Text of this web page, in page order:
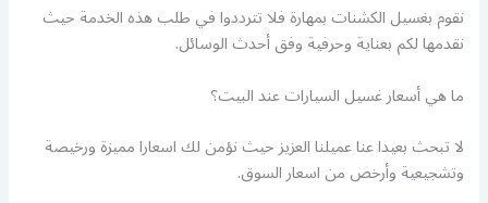
نقوم بغسيل الكشنات بمهارة فلا تترددوا في طلب هذه الخدمة حيث
نقدمها لكم بعناية وحرفية وفق أحدث الوسائل.
ما هي أسعار غسيل السيارات عند البيت؟
لا تبحث بعيدا عنا عميلنا العزيز حيث نؤمن لك اسعارا مميزة ورخيصة
وتشجيعية وأرخص من اسعار السوق.